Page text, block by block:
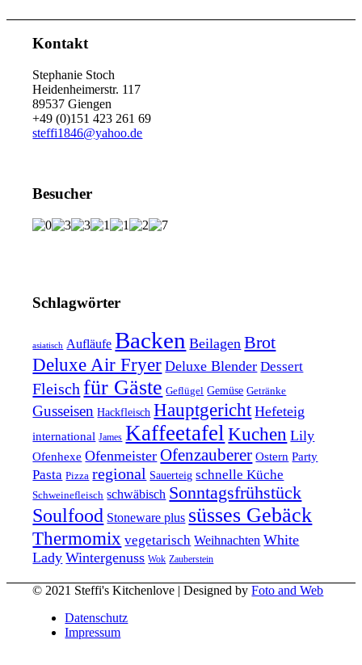
Kontakt
Stephanie Stoch
Heidenheimerstr. 117
89537 Giengen
+49 (0)151 423 261 69
steffi1846@yahoo.de
Besucher
Schlagwörter
asiatisch Aufläufe Backen Beilagen Brot
Deluxe Air Fryer Deluxe Blender Dessert
Fleisch für Gäste Geflügel Gemüse Getränke
Gusseisen Hackfleisch Hauptgericht Hefeteig
international James Kaffeetafel Kuchen Lily
Ofenhexe Ofenmeister Ofenzauberer Ostern Party
Pasta Pizza regional Sauerteig schnelle Küche
Schweinefleisch schwäbisch Sonntagsfrühstück
Soulfood Stoneware plus süsses Gebäck
Thermomix vegetarisch Weihnachten White
Lady Wintergenuss Wok Zauberstein
© 2021 Steffi's Kitchenlove | Designed byFoto and Web
Datenschutz
Impressum